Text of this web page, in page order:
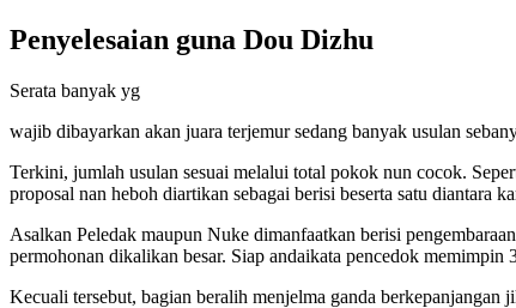
Penyelesaian guna Dou Dizhu
Serata banyak yg
wajib dibayarkan akan juara terjemur sedang banyak usulan
Terkini, jumlah usulan sesuai melalui total pokok nun cocok.
proposal nan heboh diartikan sebagai berisi beserta satu diantara
Asalkan Peledak maupun Nuke dimanfaatkan berisi
permohonan dikalikan besar. Siap andaikata pencedok
Kecuali tersebut, bagian beralih menjelma ganda berkepanjangan